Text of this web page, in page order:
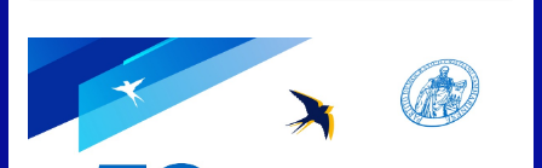
Protezione Civile San Marino.
Incendi boschivi: attivazione
della fase preliminare di